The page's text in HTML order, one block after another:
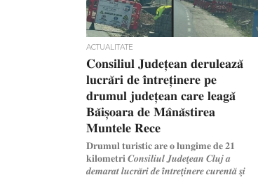
ACTUALITATE
𝐂𝐨𝐧𝐬𝐢𝐥𝐢𝐮𝐥 𝐉𝐮𝐝𝐞𝐭̦𝐞𝐚𝐧 𝐝𝐞𝐫𝐮𝐥𝐞𝐚𝐳𝐚̆
𝐥𝐮𝐜𝐫𝐚̆𝐫𝐢 𝐝𝐞 𝐢̂𝐧𝐭𝐫𝐞𝐭̦𝐢𝐧𝐞𝐫𝐞 𝐩𝐞
𝐝𝐫𝐮𝐦𝐮𝐥 𝐣𝐮𝐝𝐞𝐭̦𝐞𝐚𝐧 𝐜𝐚𝐫𝐞 𝐥𝐞𝐚𝐠𝐚̆
𝐁𝐚̆𝐢𝐬̦𝐨𝐚𝐫𝐚 𝐝𝐞 𝐌𝐚̂𝐧𝐚̆𝐬𝐭𝐢𝐫𝐞𝐚
𝐌𝐮𝐧𝐭𝐞𝐥𝐞 𝐑𝐞𝐜𝐞
𝐃𝐫𝐮𝐦𝐮𝐥 𝐭𝐮𝐫𝐢𝐬𝐭𝐢𝐜 𝐚𝐫𝐞 𝐨 𝐥𝐮𝐧𝐠𝐢𝐦𝐞 𝐝𝐞 𝟐𝟏
𝐤𝐢𝐥𝐨𝐦𝐞𝐭𝐫𝐢 𝑪𝒐𝒏𝒔𝒊𝒍𝒊𝒖𝒍 𝑱𝒖𝒅𝒆𝒕̧𝒆𝒂𝒏 𝑪𝒍𝒖𝒋 𝒂
𝒅𝒆𝒎𝒂𝒓𝒂𝒕 𝒍𝒖𝒄𝒓𝒂̆𝒓𝒊 𝒅𝒆 𝒊̂𝒏𝒕𝒓𝒆𝒕̧𝒊𝒏𝒆𝒓𝒆 𝒄𝒖𝒓𝒆𝒏𝒕𝒂̆ 𝒔̧𝒊